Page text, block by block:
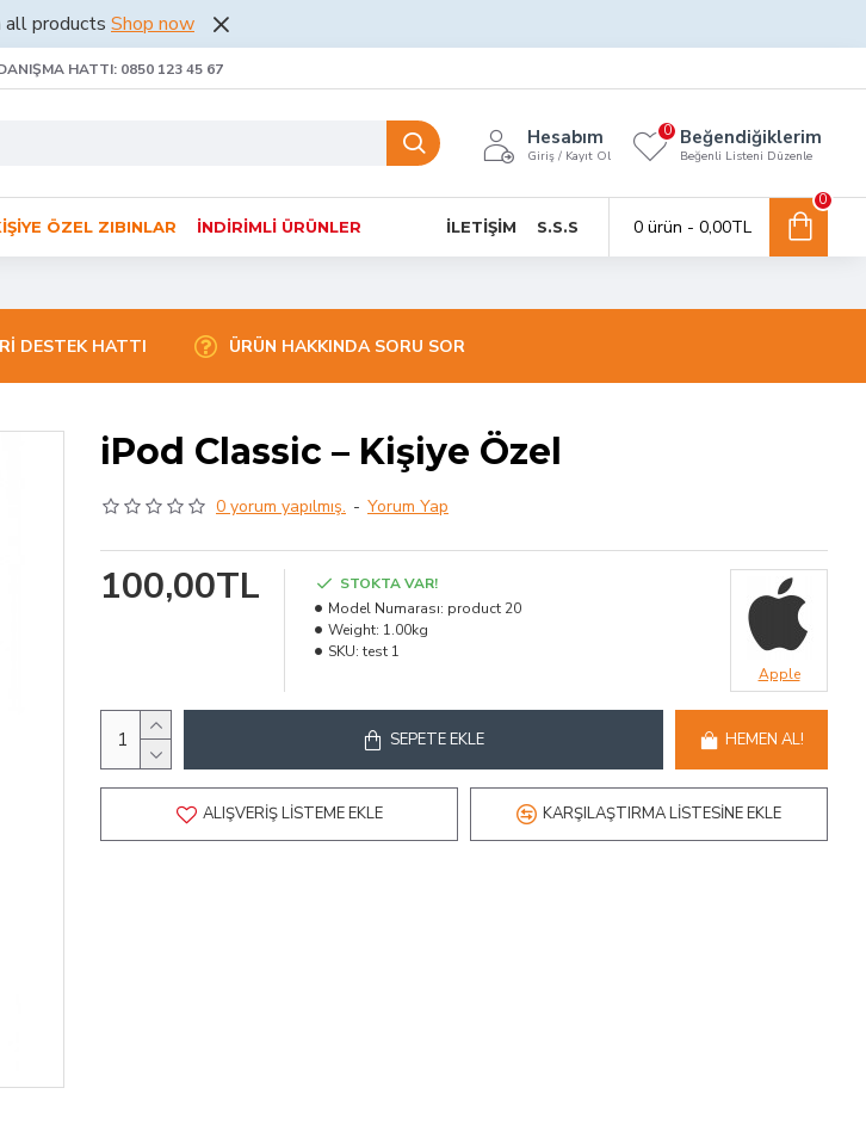
all products Shop now
HATTI: 0850 123 45 67
Hesabım
Giriş / Kayıt Ol
Beğendiğiklerim
Beğenli Listeni Düzenle
0
ÖZEL ZIBINLAR İNDIRIMLI ÜRÜNLER İLETIŞIM S.S.S 0 ürün - 0,00TL
0
DESTEK HATTI ÜRÜN HAKKINDA SORU SOR
iPod Classic – Kişiye Özel
0 yorum yapılmış. - Yorum Yap
100,00TL
STOKTA VAR!
Model Numarası: product 20
Weight: 1.00kg
SKU: test 1
Apple
SEPETE EKLE HEMEN AL!
ALIŞVERIŞ LISTEME EKLE KARŞILAŞTIRMA LISTESINE EKLE